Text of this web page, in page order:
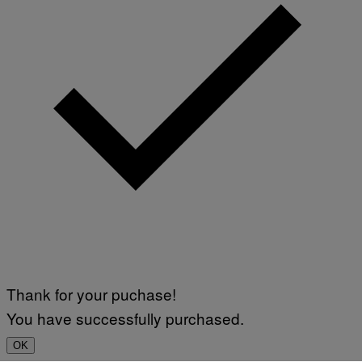
Thank for your puchase!
You have successfully purchased.
OK